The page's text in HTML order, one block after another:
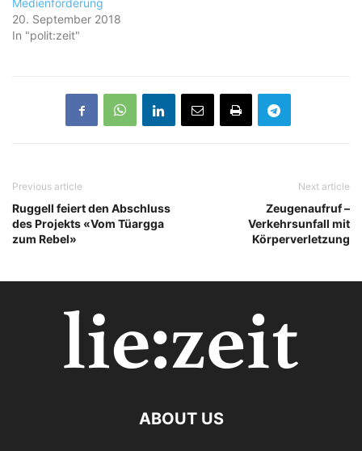
Medienförderung
20. September 2018
In "polit:zeit"
Previous article
Ruggell feiert den Abschluss
des Projekts «Vom Tüargga
zum Rebel»
Next article
Zeugenaufruf –
Verkehrsunfall mit
Körperverletzung
ABOUT US